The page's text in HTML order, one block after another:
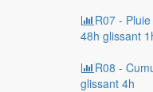
R07 -
48h glissant
R08 -
glissant 4h